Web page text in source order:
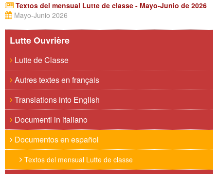
Textos del mensual Lutte de classe - Mayo-Junio de 2026
Mayo-Junio 2026
Lutte Ouvrière
Lutte de Classe
Autres textes en français
Translations into English
Documenti in italiano
Documentos en español
Textos del mensual Lutte de classe